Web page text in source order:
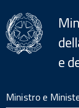
e
Footer
Ministro e